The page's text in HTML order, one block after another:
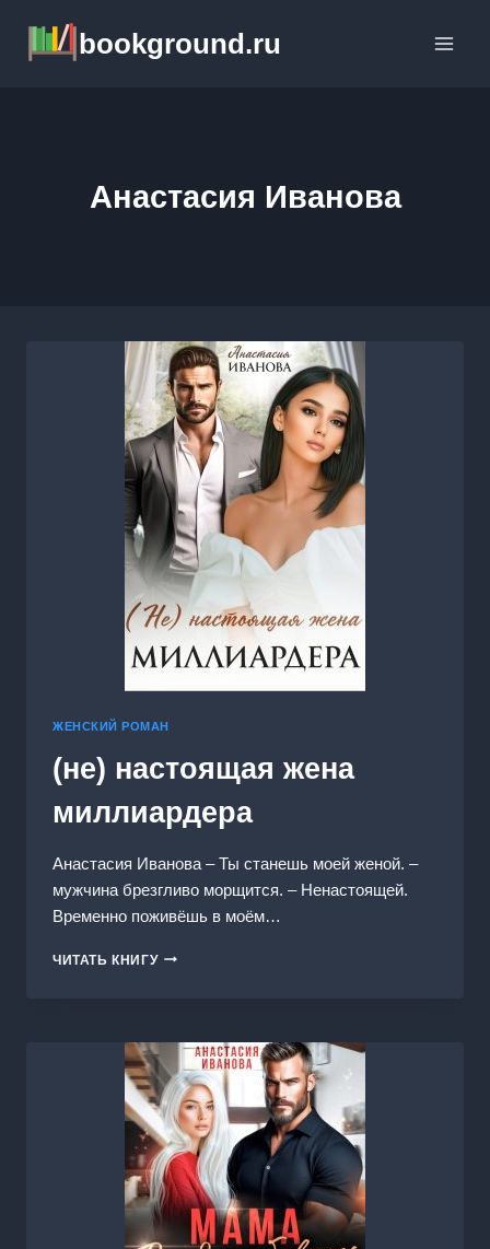
содержимому
bookground.ru
Анастасия Иванoва
ЖЕНСКИЙ РОМАН
(не) настоящая жена
миллиардера
Анастасия Иванoва – Ты станешь моей женой. –
мужчина брезгливо морщится. – Ненастоящей.
Временно поживёшь в моём…
ЧИТАТЬ КНИГУ(НЕ)